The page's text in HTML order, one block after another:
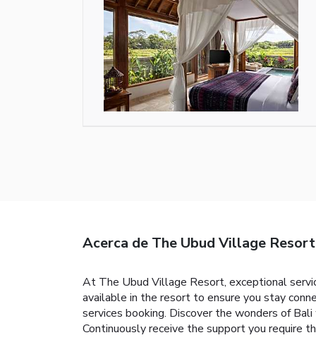
Acerca de The Ubud Village Resort
At The Ubud Village Resort, exceptional
available in the resort to ensure you stay
services booking. Discover the wonders of
Continuously receive the support you require